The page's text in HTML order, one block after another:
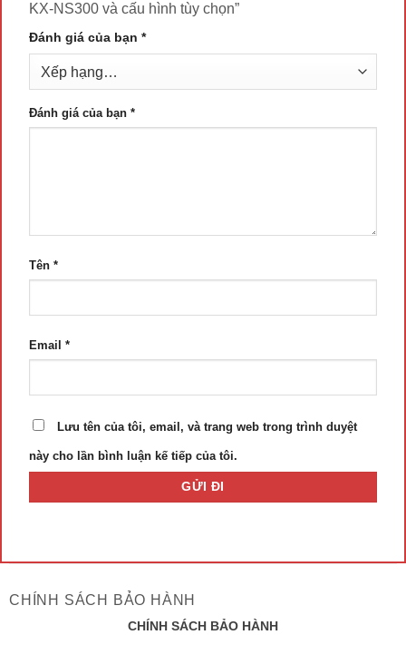
KX-NS300 và cấu hình tùy chọn”
Đánh giá của bạn *
Đánh giá của bạn *
Tên *
Email *
Lưu tên của tôi, email, và trang web trong trình duyệt
này cho lần bình luận kế tiếp của tôi.
CHÍNH SÁCH BẢO HÀNH
CHÍNH SÁCH BẢO HÀNH